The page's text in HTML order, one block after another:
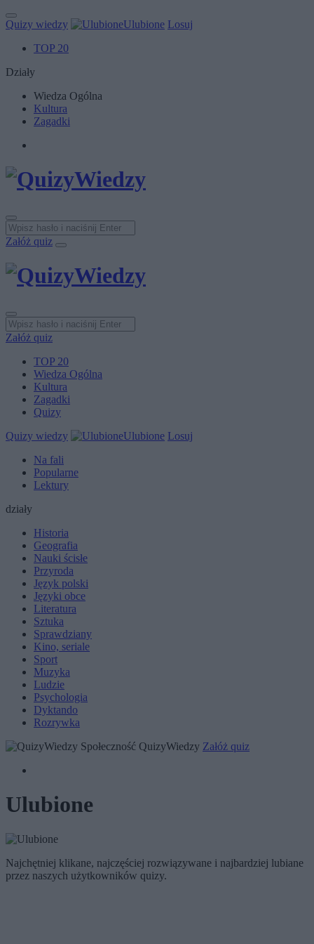
Quizy wiedzy Ulubione Losuj
TOP 20
Działy
Wiedza Ogólna
Kultura
Zagadki
Załóż quiz
Załóż quiz
TOP 20
Wiedza Ogólna
Kultura
Zagadki
Quizy
Quizy wiedzy
Ulubione Losuj
Na fali
Popularne
Lektury
działy
Historia
Geografia
Nauki ścisłe
Przyroda
Język polski
Języki obce
Literatura
Sztuka
Sprawdziany
Kino, seriale
Sport
Muzyka
Ludzie
Psychologia
Dyktando
Rozrywka
Społeczność QuizyWiedzy Załóż quiz
Ulubione
Najchętniej klikane, najczęściej rozwiązywane i najbardziej lubiane
przez naszych użytkowników quizy.